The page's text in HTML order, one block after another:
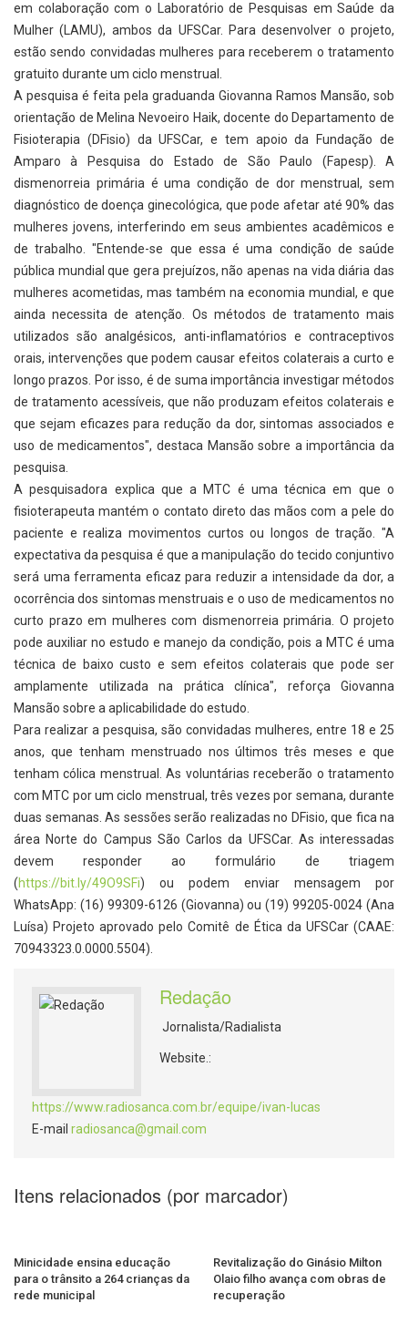
em colaboração com o Laboratório de Pesquisas em Saúde da
Mulher (LAMU), ambos da UFSCar. Para desenvolver o projeto,
estão sendo convidadas mulheres para receberem o tratamento
gratuito durante um ciclo menstrual.
A pesquisa é feita pela graduanda Giovanna Ramos Mansão, sob
orientação de Melina Nevoeiro Haik, docente do Departamento de
Fisioterapia (DFisio) da UFSCar, e tem apoio da Fundação de
Amparo à Pesquisa do Estado de São Paulo (Fapesp). A
dismenorreia primária é uma condição de dor menstrual, sem
diagnóstico de doença ginecológica, que pode afetar até 90% das
mulheres jovens, interferindo em seus ambientes acadêmicos e
de trabalho. "Entende-se que essa é uma condição de saúde
pública mundial que gera prejuízos, não apenas na vida diária das
mulheres acometidas, mas também na economia mundial, e que
ainda necessita de atenção. Os métodos de tratamento mais
utilizados são analgésicos, anti-inflamatórios e contraceptivos
orais, intervenções que podem causar efeitos colaterais a curto e
longo prazos. Por isso, é de suma importância investigar métodos
de tratamento acessíveis, que não produzam efeitos colaterais e
que sejam eficazes para redução da dor, sintomas associados e
uso de medicamentos", destaca Mansão sobre a importância da
pesquisa.
A pesquisadora explica que a MTC é uma técnica em que o
fisioterapeuta mantém o contato direto das mãos com a pele do
paciente e realiza movimentos curtos ou longos de tração. "A
expectativa da pesquisa é que a manipulação do tecido conjuntivo
será uma ferramenta eficaz para reduzir a intensidade da dor, a
ocorrência dos sintomas menstruais e o uso de medicamentos no
curto prazo em mulheres com dismenorreia primária. O projeto
pode auxiliar no estudo e manejo da condição, pois a MTC é uma
técnica de baixo custo e sem efeitos colaterais que pode ser
amplamente utilizada na prática clínica", reforça Giovanna
Mansão sobre a aplicabilidade do estudo.
Para realizar a pesquisa, são convidadas mulheres, entre 18 e 25
anos, que tenham menstruado nos últimos três meses e que
tenham cólica menstrual. As voluntárias receberão o tratamento
com MTC por um ciclo menstrual, três vezes por semana, durante
duas semanas. As sessões serão realizadas no DFisio, que fica na
área Norte do Campus São Carlos da UFSCar. As interessadas
devem responder ao formulário de triagem
(https://bit.ly/49O9SFi) ou podem enviar mensagem por
WhatsApp: (16) 99309-6126 (Giovanna) ou (19) 99205-0024 (Ana
Luísa) Projeto aprovado pelo Comitê de Ética da UFSCar (CAAE:
70943323.0.0000.5504).
Redação
Jornalista/Radialista
Website.:
https://www.radiosanca.com.br/equipe/ivan-lucas
E-mail radiosanca@gmail.com
Itens relacionados (por marcador)
Minicidade ensina educação
para o trânsito a 264 crianças da
rede municipal
Revitalização do Ginásio Milton
Olaio filho avança com obras de
recuperação